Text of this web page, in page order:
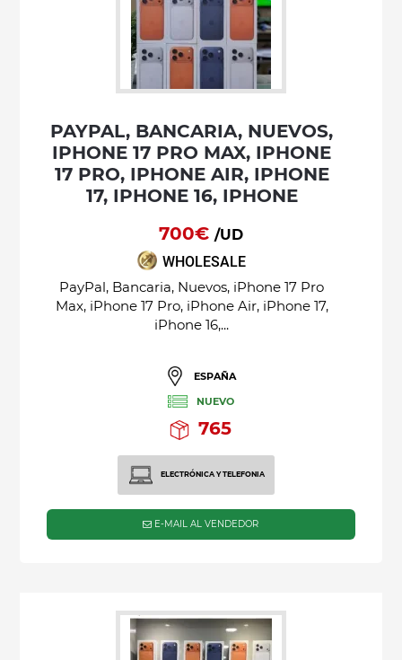
PAYPAL, BANCARIA, NUEVOS,
IPHONE 17 PRO MAX, IPHONE
17 PRO, IPHONE AIR, IPHONE
17, IPHONE 16, IPHONE
700€ /UD
WHOLESALE
PayPal, Bancaria, Nuevos, iPhone 17 Pro
Max, iPhone 17 Pro, iPhone Air, iPhone 17,
iPhone 16,...
ESPAÑA
NUEVO
765
ELECTRÓNICA Y TELEFONIA
E-MAIL AL VENDEDOR